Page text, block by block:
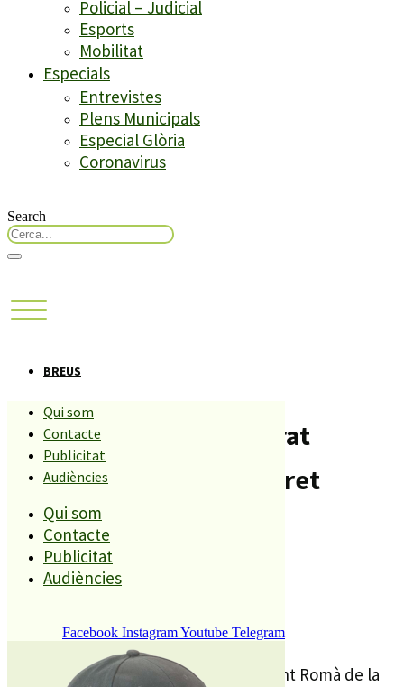
Policial – Judicial
Esports
Mobilitat
Especials
Entrevistes
Plens Municipals
Especial Glòria
Coronavirus
Search
Qui som
Contacte
Publicitat
Audiències
Qui som
Contacte
Publicitat
Audiències
Facebook InstagramYoutube Telegram
BREUS
l’escolania de Montserrat
oferirà un concert a Lloret
Compartiu aquesta història
REDACCIÓ
Serà demà al vespre a l’església de Sant Romà de la